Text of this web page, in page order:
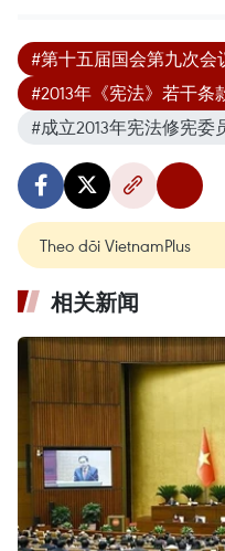
#第十五届国会第九次会
#2013年《宪法》若干条
#成立2013年宪法修宪委
Theo dõi VietnamPlus
相关新闻